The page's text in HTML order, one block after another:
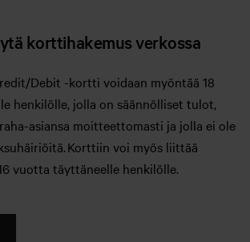
korttihakemus verkossa
Debit -kortti voidaan myöntää 18
henkilölle, jolla on säännölliset tulot,
asiansa moitteettomasti ja jolla ei ole
Korttiin voi myös liittää
vuotta täyttäneelle henkilölle.